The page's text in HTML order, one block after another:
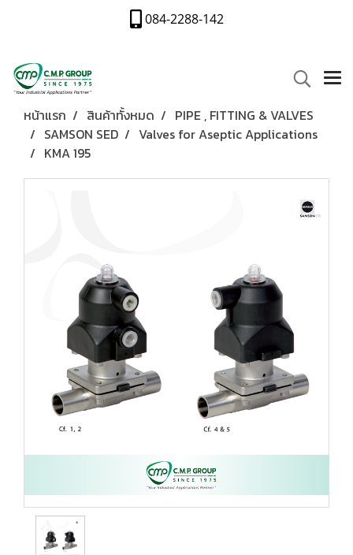
084-2288-142
หน้าแรก สินค้าทั้งหมด
PIPE , FITTING & VALVES
SAMSON SED
Valves for Aseptic Applications
KMA 195